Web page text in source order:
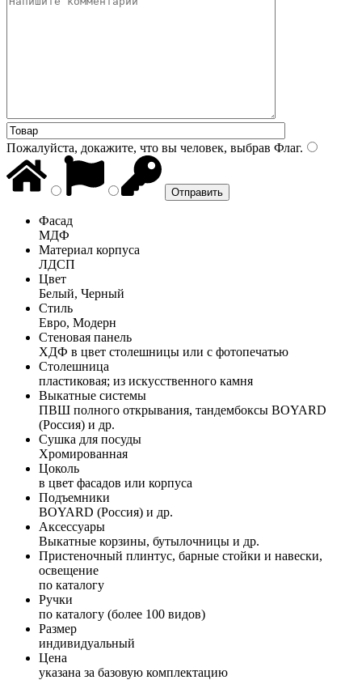
Пожалуйста, докажите, что вы человек, выбрав Флаг.
Фасад
МДФ
Материал корпуса
ЛДСП
Цвет
Белый, Черный
Стиль
Евро, Модерн
Стеновая панель
ХДФ в цвет столешницы или с фотопечатью
Столешница
пластиковая; из искусственного камня
Выкатные системы
ПВШ полного открывания, тандембоксы BOYARD
(Россия) и др.
Сушка для посуды
Хромированная
Цоколь
в цвет фасадов или корпуса
Подъемники
BOYARD (Россия) и др.
Аксессуары
Выкатные корзины, бутылочницы и др.
Пристеночный плинтус, барные стойки и навески,
освещение
по каталогу
Ручки
по каталогу (более 100 видов)
Размер
индивидуальный
Цена
указана за базовую комплектацию